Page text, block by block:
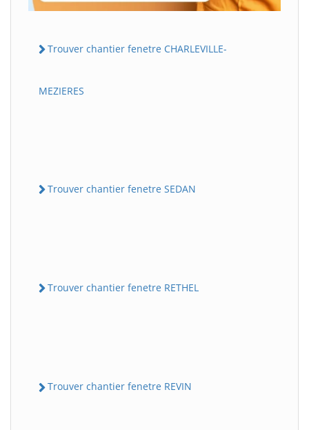
Trouver chantier fenetre CHARLEVILLE-
MEZIERES
Trouver chantier fenetre SEDAN
Trouver chantier fenetre RETHEL
Trouver chantier fenetre REVIN